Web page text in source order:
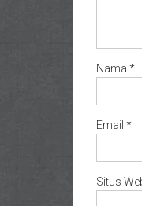
Nama *
Email *
Situs